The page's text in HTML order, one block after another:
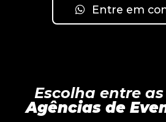
Entre em
Escolha entre
Agências de